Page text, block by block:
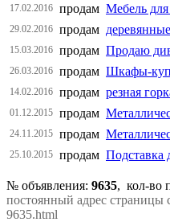
17.02.2016 продам Мебель
29.02.2016 продам
15.03.2016 продам Продаю
26.03.2016 продам Шкафы-
14.02.2016 продам резная
01.12.2015 продам
24.11.2015 продам
25.10.2015 продам Подставка
№ объявления: 9635, кол-во
постоянный адрес страницы
9635.html